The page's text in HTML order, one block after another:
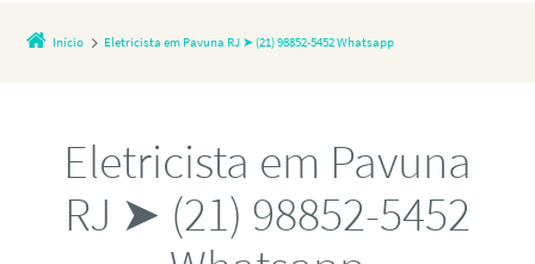
Início Eletricista em Pavuna RJ ➤ (21) 98852-5452 Whatsapp
Eletricista em Pavuna
RJ ➤ (21) 98852-5452